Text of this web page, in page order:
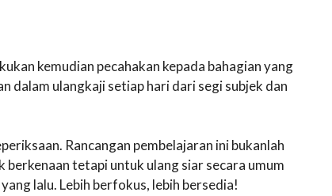
kemudian pecahakan kepada bahagian yang
dalam ulangkaji setiap hari dari segi subjek dan
Rancangan pembelajaran ini bukanlah
berkenaan tetapi untuk ulang siar secara umum
lalu. Lebih berfokus, lebih bersedia!